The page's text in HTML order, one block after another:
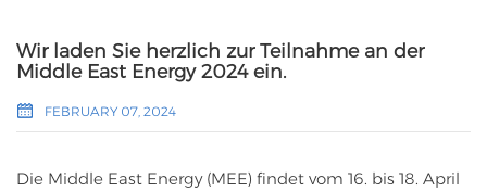
Wir laden Sie herzlich zur Teilnahme an der
Middle East Energy 2024 ein.
FEBRUARY 07, 2024
Die Middle East Energy (MEE) findet vom 16. bis 18. April